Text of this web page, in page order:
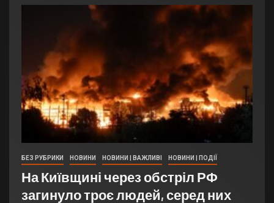
БЕЗ РУБРИКИ НОВИНИ НОВИНИ | ВАЖЛИВІ НОВИНИ | ПОДІЇ
На Київщині через обстріл РФ
загинуло троє людей, серед них